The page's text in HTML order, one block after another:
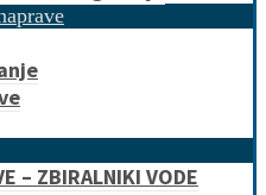
– ZBIRALNIKI VODE